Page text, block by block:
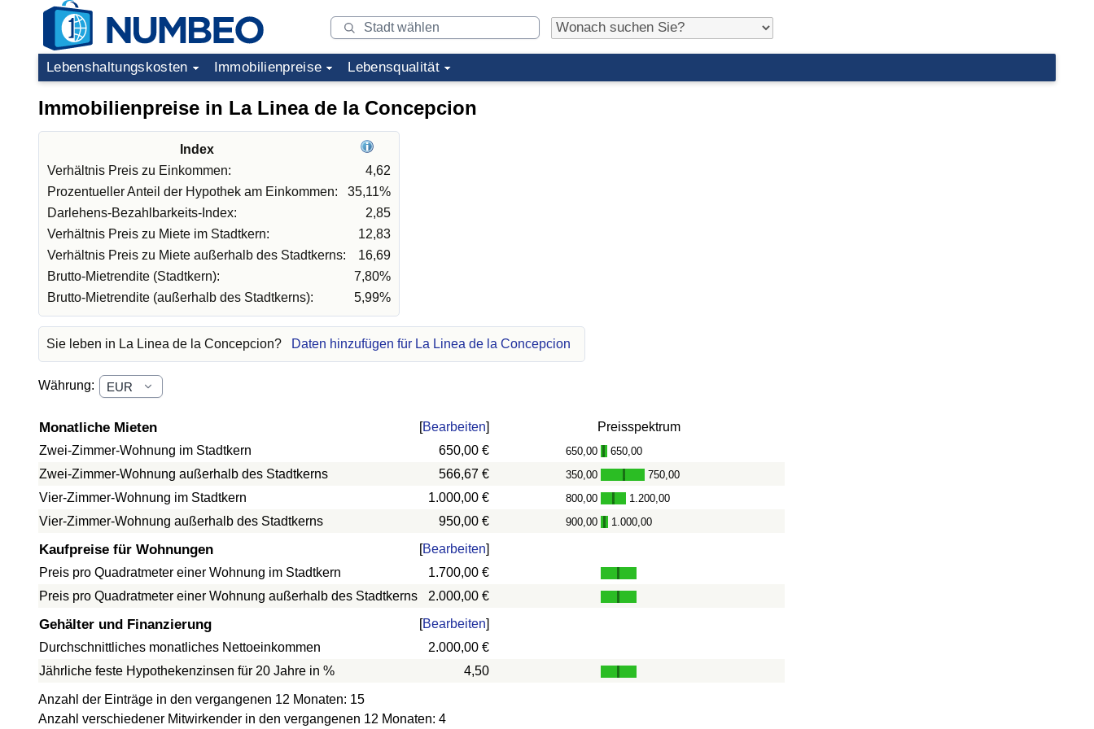
Lebenshaltungskosten Immobilienpreise Lebensqualität
Immobilienpreise in La Linea de la Concepcion
Index
Verhältnis Preis zu Einkommen:
4,62
Prozentueller Anteil der Hypothek am Einkommen:
35,11%
Darlehens-Bezahlbarkeits-Index:
2,85
Verhältnis Preis zu Miete im Stadtkern:
12,83
Verhältnis Preis zu Miete außerhalb des Stadtkerns:
16,69
Brutto-Mietrendite (Stadtkern):
7,80%
Brutto-Mietrendite (außerhalb des Stadtkerns):
5,99%
Sie leben in La Linea de la Concepcion? Daten hinzufügen für La Linea de la Concepcion
Währung:
Monatliche Mieten [Bearbeiten]
Preisspektrum
Zwei-Zimmer-Wohnung im Stadtkern
650,00 € 650,00 - 650,00
Zwei-Zimmer-Wohnung außerhalb des Stadtkerns 566,67 € 350,00 - 750,00
Vier-Zimmer-Wohnung im Stadtkern 1.000,00 € 800,00 - 1.200,00
Vier-Zimmer-Wohnung außerhalb des Stadtkerns 950,00 € 900,00 - 1.000,00
Kaufpreise für Wohnungen [Bearbeiten]
Preis pro Quadratmeter einer Wohnung im Stadtkern
1.700,00 €
Preis pro Quadratmeter einer Wohnung außerhalb des Stadtkerns
2.000,00 €
Gehälter und Finanzierung [Bearbeiten]
Durchschnittliches monatliches Nettoeinkommen
2.000,00 €
Jährliche feste Hypothekenzinsen für 20 Jahre in %
4,50
Anzahl der Einträge in den vergangenen 12 Monaten: 15
Anzahl verschiedener Mitwirkender in den vergangenen 12 Monaten: 4